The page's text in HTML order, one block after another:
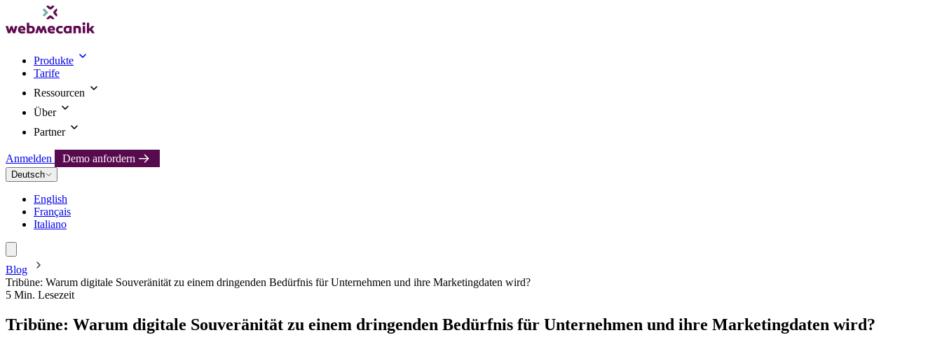
Produkte
Tarife
Ressourcen
Über
Partner
Anmelden Demo anfordern
Deutsch
English
Français
Italiano
Blog
Tribüne: Warum digitale Souveränität zu einem dringenden Bedürfnis für Unternehmen und ihre Marketingdaten wird?
5 Min. Lesezeit
Tribüne: Warum digitale Souveränität zu einem dringenden Bedürfnis für Unternehmen und ihre Marketingdaten wird?